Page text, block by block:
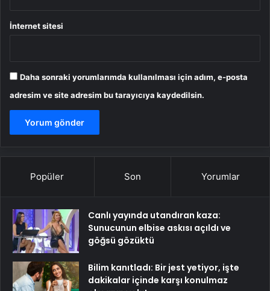
İnternet sitesi
Daha sonraki yorumlarımda kullanılması için adım, e-posta
adresim ve site adresim bu tarayıcıya kaydedilsin.
Popüler Son Yorumlar
Canlı yayında utandıran kaza:
Sunucunun elbise askısı açıldı ve
göğsü gözüktü
Bilim kanıtladı: Bir jest yetiyor, işte
dakikalar içinde karşı konulmaz